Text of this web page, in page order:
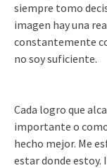
siempre tomo
imagen hay una
constantemente
no soy suficiente.
Cada logro que
importante o
hecho mejor. Me
estar donde estoy.